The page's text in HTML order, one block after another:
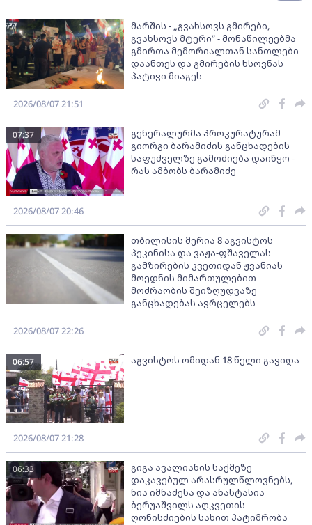
მარშის - „გვახსოვს გმირები,
გვახსოვს მტერი” - მონაწილეებმა
გმირთა მემორიალთან სანთლები
დაანთეს და გმირების ხსოვნას
პატივი მიაგეს
2026/08/07 21:51
გენერალურმა პროკურატურამ
გიორგი ბარამიძის განცხადების
საფუძველზე გამოძიება დაიწყო -
რას ამბობს ბარამიძე
07:37
2026/08/07 20:46
თბილისის მერია 8 აგვისტოს
პეკინისა და ვაჟა-ფშაველას
გამზირების კვეთიდან ჟვანიას
მოედნის მიმართულებით
მოძრაობის შეიზღუდვაზე
განცხადებას ავრცელებს
2026/08/07 22:26
აგვისტოს ომიდან 18 წელი გავიდა
06:57
2026/08/07 21:28
გიგა ავალიანის საქმეზე
დაკავებულ არასრულწლოვნებს,
ნია იმნაძესა და ანასტასია
ბერუაშვილს აღკვეთის
ღონისძიების სახით პატიმრობა
06:33